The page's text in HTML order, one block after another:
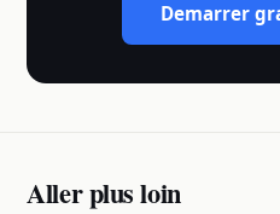
Demarrer
Aller plus loin